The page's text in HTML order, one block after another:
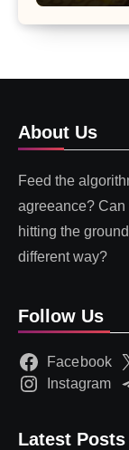
About Us
Feed the
agreeance?
hitting the
different way?
Follow Us
Facebook
Instagram
Latest Posts